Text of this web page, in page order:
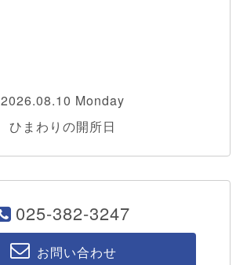
2026.08.10 Monday
ひまわりの開所日
025-382-3247
お問い合わせ